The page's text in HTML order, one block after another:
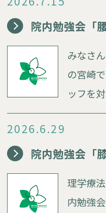
院内勉強会「
みなさ
の宮崎
ッフを
2026.6.29
理学療
内勉強